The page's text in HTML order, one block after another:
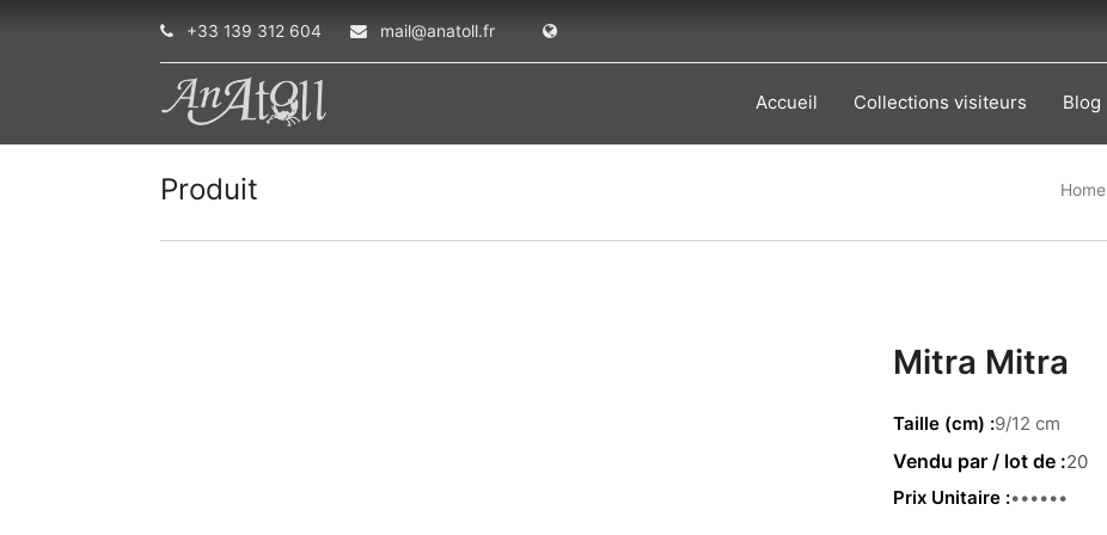
+33 139 312 604 mail@anatoll.fr
Accueil Collections visiteurs Blog
Produit Home
Mitra Mitra
Taille (cm) 9/12 cm
20
Prix Unitaire 1.34 €